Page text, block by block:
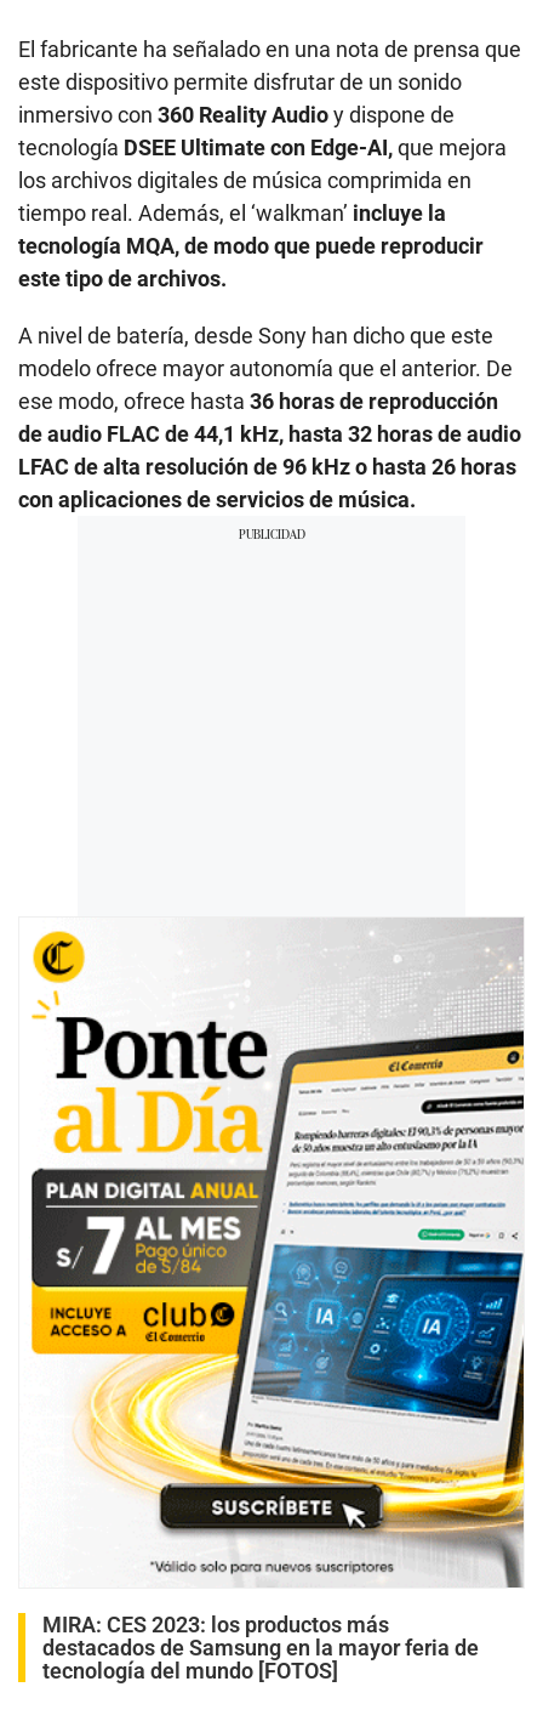
El fabricante ha señalado en una nota de prensa que
este dispositivo permite disfrutar de un sonido
inmersivo con 360 Reality Audioy dispone de
tecnología DSEE Ultimate con Edge-AI,que mejora
los archivos digitales de música comprimida en
tiempo real. Además, el ‘walkman’ incluye la
tecnología MQA, de modo que puede reproducir
este tipo de archivos.
A nivel de batería, desde Sony han dicho que este
modelo ofrece mayor autonomía que el anterior. De
ese modo, ofrece hasta 36 horas de reproducción
de audio FLAC de 44,1 kHz, hasta 32 horas de audio
LFAC de alta resolución de 96 kHz o hasta 26 horas
con aplicaciones de servicios de música.
MIRA: CES 2023: los productos más
destacados de Samsung en la mayor feria de
tecnología del mundo [FOTOS]